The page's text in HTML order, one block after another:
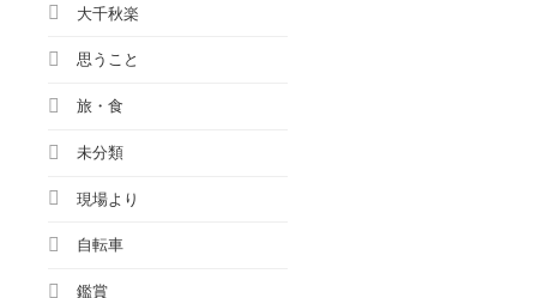
大千秋楽
思うこと
旅・食
未分類
現場より
自転車
鑑賞